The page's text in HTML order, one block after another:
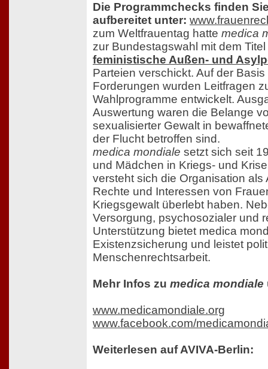
Die Programmchecks finden
aufbereitet unter:
zum Weltfrauentag hatte medica
zur Bundestagswahl mit dem Titel
feministische Außen- und
Parteien verschickt. Auf der
Forderungen wurden Leitfragen
Wahlprogramme entwickelt.
Auswertung waren die Belange
sexualisierter Gewalt in
der Flucht betroffen sind.
medica mondiale setzt sich seit
und Mädchen in Kriegs- und
versteht sich die Organisation als
Rechte und Interessen von
Kriegsgewalt überlebt haben.
Versorgung, psychosozialer und
Unterstützung bietet medica
Existenzsicherung und leistet
Menschenrechtsarbeit.
Mehr Infos zu medica mondiale
www.medicamondiale.org
www.facebook.com/
Weiterlesen auf AVIVA-Berlin: